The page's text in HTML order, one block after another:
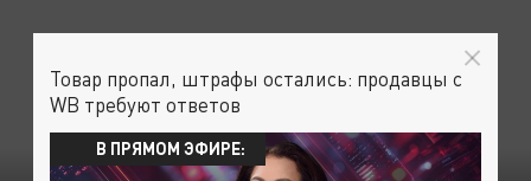
Товар пропал, штрафы остались: продавцы с
WB требуют ответов
В ПРЯМОМ ЭФИРЕ: